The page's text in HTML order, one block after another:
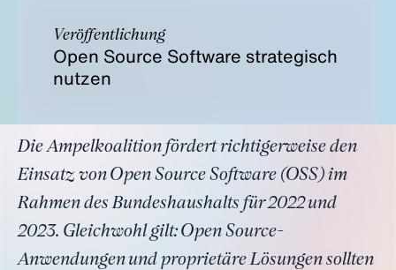
Veröffentlichung
Open Source Software strategisch
nutzen
Die Ampelkoalition fördert richtigerweise den
Einsatz von Open Source Software (OSS) im
Rahmen des Bundeshaushalts für 2022 und
2023. Gleichwohl gilt: Open Source-
Anwendungen und proprietäre Lösungen sollten